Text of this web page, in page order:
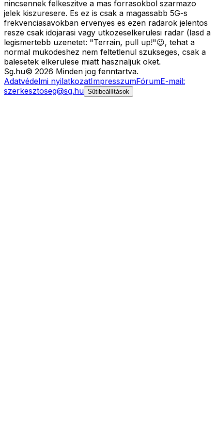
nincsennek felkeszitve a mas forrasokbol szarmazo
jelek kiszuresere. Es ez is csak a magassabb 5G-s
frekvenciasavokban ervenyes es ezen radarok jelentos
resze csak idojarasi vagy utkozeselkerulesi radar (lasd a
legismertebb uzenetet: "Terrain, pull up!"😉, tehat a
normal mukodeshez nem feltetlenul szukseges, csak a
balesetek elkerulese miatt hasznaljuk oket.
Sg.hu© 2026 Minden jog fenntartva.
Adatvédelmi nyilatkozatImpresszumFórumE-mail:
szerkesztoseg@sg.hu Sütibeállítások